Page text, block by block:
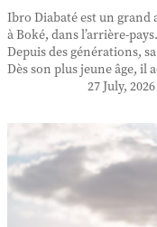
Ibro Diabaté est un grand
à Boké, dans l’arrière-
Depuis des générations,
Dès son plus jeune âge, il
27 July, 2026